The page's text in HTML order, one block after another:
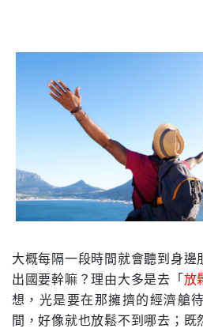
大概每隔一段時間就會聽到身邊
出國要幹嘛？理由大多是去「放
想，光是要在那擁擠的經濟艙
間，好像就也放鬆不到哪去；既